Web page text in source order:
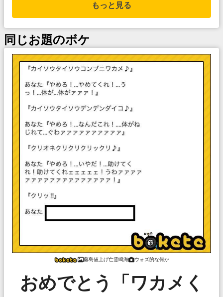
もっと見る
同じお題のボケ
藤島値上げ亡霊鳴海 ウォズ的な何か
おめでとう「ワカメく